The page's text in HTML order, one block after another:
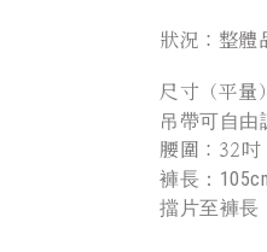
狀況：整體
尺寸（平量
吊帶可自由
腰圍：32吋
褲長：
擋片至褲長